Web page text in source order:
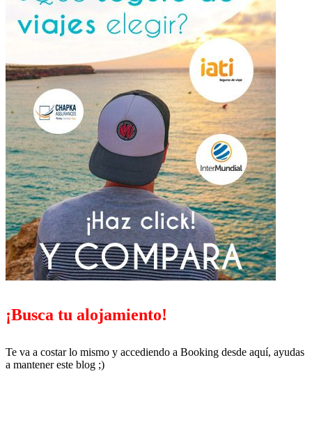
¡Busca tu alojamiento!
Te va a costar lo mismo y accediendo a Booking desde aquí, ayudas
a mantener este blog ;)